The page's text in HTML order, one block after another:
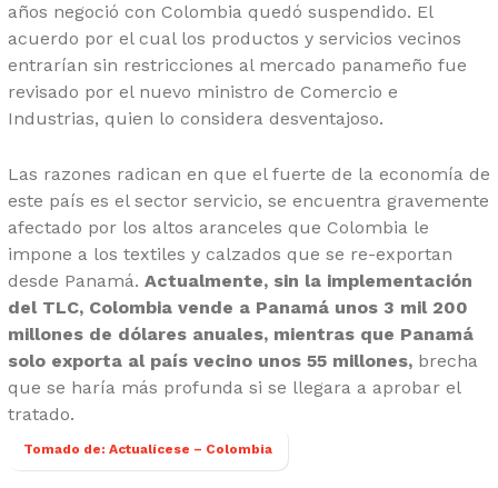
años negoció con Colombia quedó suspendido. El
acuerdo por el cual los productos y servicios vecinos
entrarían sin restricciones al mercado panameño fue
revisado por el nuevo ministro de Comercio e
Industrias, quien lo considera desventajoso.
Las razones radican en que el fuerte de la economía de
este país es el sector servicio, se encuentra gravemente
afectado por los altos aranceles que Colombia le
impone a los textiles y calzados que se re-exportan
desde Panamá. Actualmente, sin la implementación
del TLC, Colombia vende a Panamá unos 3 mil 200
millones de dólares anuales, mientras que Panamá
solo exporta al país vecino unos 55 millones,brecha
que se haría más profunda si se llegara a aprobar el
tratado.
Tomado de: Actualícese – Colombia